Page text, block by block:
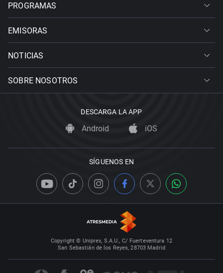
PROGRAMAS
EMISORAS
NOTICIAS
SOBRE NOSOTROS
DESCARGA LA APP
Android iOS
SÍGUENOS EN
Copyright © Uniprex, S.A.U., C/ Fuerteventura 12
San Sebastián de los Reyes, 28703 Madrid